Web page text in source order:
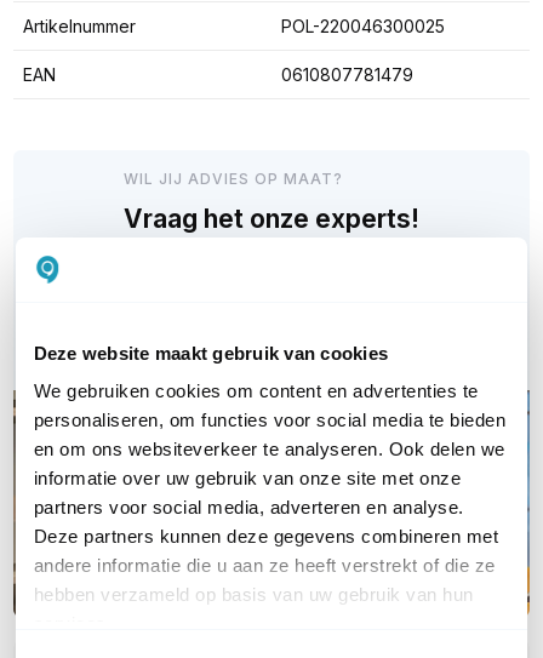
Deze website maakt gebruik van cookies
We gebruiken cookies om content en advertenties te
personaliseren, om functies voor social media te bieden
en om ons websiteverkeer te analyseren. Ook delen we
informatie over uw gebruik van onze site met onze
partners voor social media, adverteren en analyse.
Deze partners kunnen deze gegevens combineren met
andere informatie die u aan ze heeft verstrekt of die ze
hebben verzameld op basis van uw gebruik van hun
Artikelnummer POL-220046300025
EAN 0610807781479
WIL JIJ ADVIES OP MAAT?
Vraag het onze experts!